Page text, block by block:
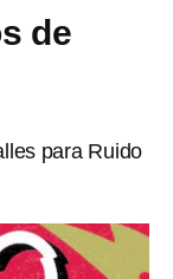
de
para Ruido